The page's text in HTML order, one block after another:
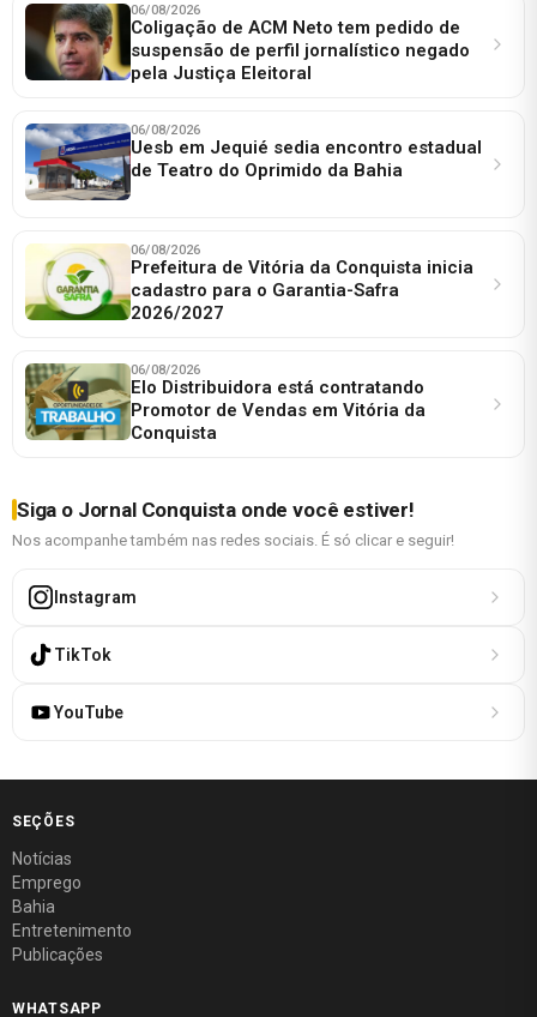
06/08/2026
Coligação de ACM Neto tem pedido de
suspensão de perfil jornalístico negado
pela Justiça Eleitoral
06/08/2026
Uesb em Jequié sedia encontro estadual
de Teatro do Oprimido da Bahia
06/08/2026
Prefeitura de Vitória da Conquista inicia
cadastro para o Garantia-Safra
2026/2027
06/08/2026
Elo Distribuidora está contratando
Promotor de Vendas em Vitória da
Conquista
Siga o Jornal Conquista onde você estiver!
Nos acompanhe também nas redes sociais. É só clicar e seguir!
Instagram
TikTok
YouTube
SEÇÕES
Notícias
Emprego
Bahia
Entretenimento
Publicações
WHATSAPP